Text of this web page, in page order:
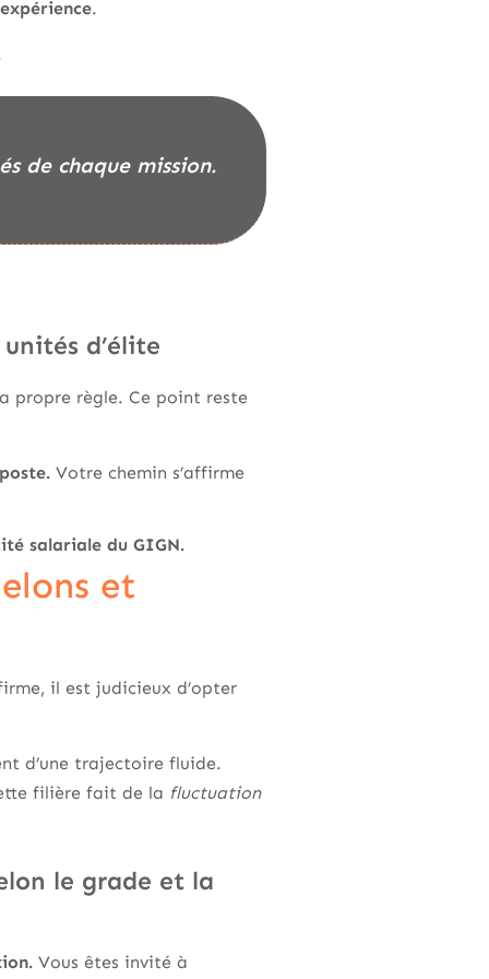
.
de chaque mission.
d’élite
propre règle. Ce point reste
Votre chemin s’affirme
salariale du GIGN.
et
il est judicieux d’opter
d’une trajectoire fluide.
filière fait de la fluctuation
le grade et la
Vous êtes invité à